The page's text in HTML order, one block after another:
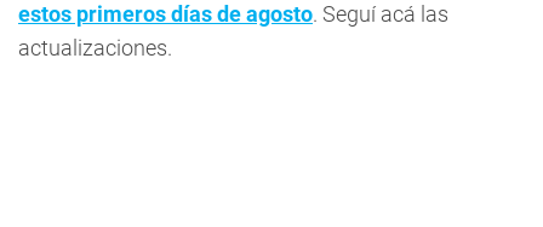
estos primeros días de agosto. Seguí acá las
actualizaciones.